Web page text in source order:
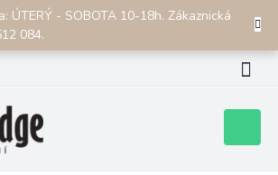
ÚTERÝ - SOBOTA 10-18h. Zákaznická
084.
CZK
košík